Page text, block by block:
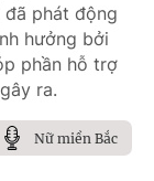
đã phát động
hưởng bởi
phần hỗ trợ
ra.
Nữ miền Bắc